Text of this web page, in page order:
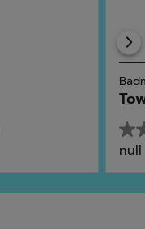
0.0
em
5
null